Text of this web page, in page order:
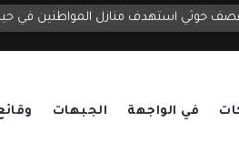
بقصف حوثي استهدف منازل المواطنين في
في الواجهة الجبهات